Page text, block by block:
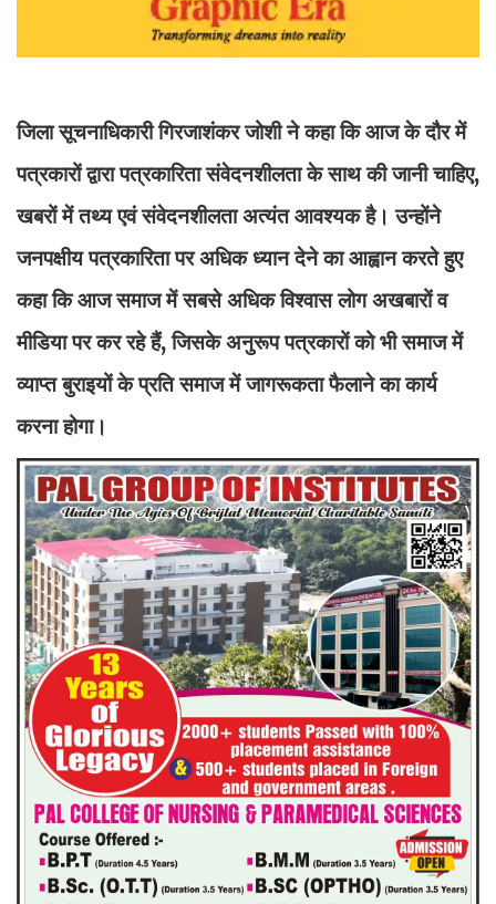
जिला सूचनाधिकारी गिरजाशंकर जोशी ने कहा कि आज के दौर में
पत्रकारों द्वारा पत्रकारिता संवेदनशीलता के साथ की जानी चाहिए,
खबरों में तथ्य एवं संवेदनशीलता अत्यंत आवश्यक है। उन्होंने
जनपक्षीय पत्रकारिता पर अधिक ध्यान देने का आह्वान करते हुए
कहा कि आज समाज में सबसे अधिक विश्वास लोग अखबारों व
मीडिया पर कर रहे हैं, जिसके अनुरूप पत्रकारों को भी समाज में
व्याप्त बुराइयों के प्रति समाज में जागरूकता फैलाने का कार्य
करना होगा।